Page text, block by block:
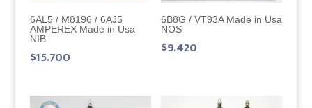
6AL5 / M8196 / 6AJ5
AMPEREX Made in Usa
NIB
$15.700
6B8G / VT93A Made in Usa
NOS
$9.420